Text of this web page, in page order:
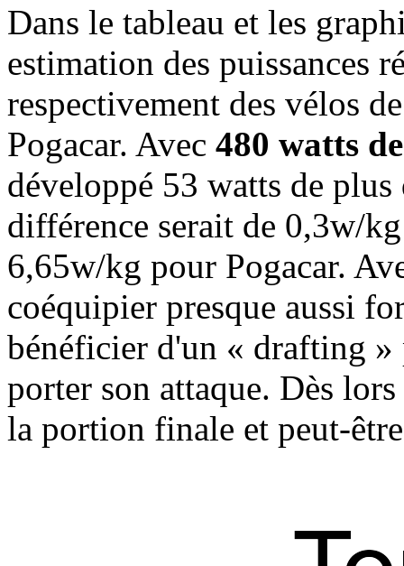
Dans le tableau et les
estimation des puissances
respectivement des vélos
Pogacar. Avec 480 watts
développé 53 watts de
différence serait de 0,3w/
6,65w/kg pour Pogacar.
coéquipier presque aussi
bénéficier d'un « drafting »
porter son attaque. Dès
la portion finale et peut-